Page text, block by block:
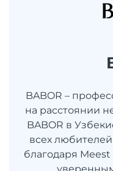
BABOR –
на расстоянии
BABOR в
всех
благодаря